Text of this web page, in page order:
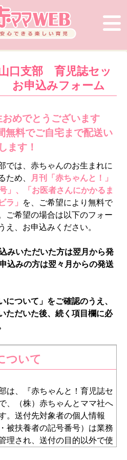
口支部 育児誌セッ
お申込みフォーム
めでとうございます
無料でご自宅まで配送い
ます！
では、赤ちゃんのお生まれに
ため、
月刊「赤ちゃんと！」
」、「お医者さんにかかるま
ラ」
を、ご希望により無料で
ご希望の場合は以下のフォー
え、お申込みください。
みいただいた方は翌月から発
込みの方は翌々月からの発送
について」をご確認のうえ、
ただいた後、続く項目欄に必
ついて
は、『赤ちゃんと！育児誌セ
、（株）赤ちゃんとママ社へ
。送付先対象者の個人情報
被扶養者の記号番号）は業務
理され、送付の目的以外で使
。なお、（株）赤ちゃんとマ